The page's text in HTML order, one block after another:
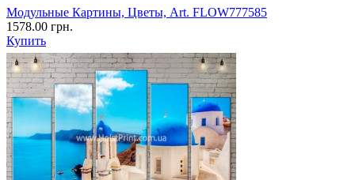
Модульные Картины, Цветы, Art. FLOW777585
1578.00 грн.
Купить